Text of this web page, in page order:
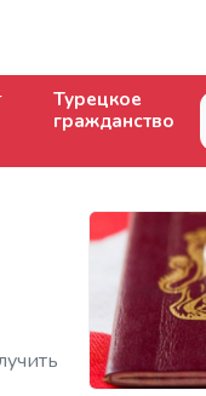
Турецкое
гражданство